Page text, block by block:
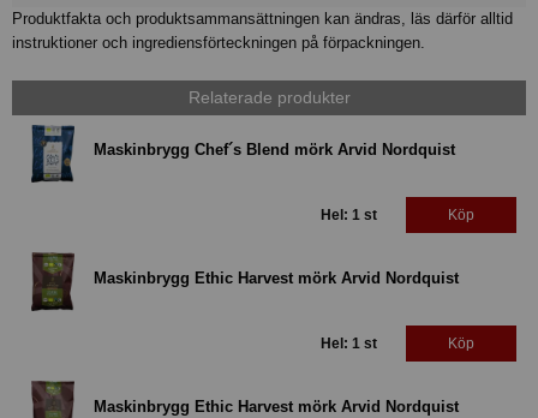
Produktfakta och produktsammansättningen kan ändras, läs därför alltid
instruktioner och ingrediensförteckningen på förpackningen.
Relaterade produkter
Maskinbrygg Chef´s Blend mörk Arvid Nordquist
Hel: 1 st Köp
Maskinbrygg Ethic Harvest mörk Arvid Nordquist
Hel: 1 st Köp
Maskinbrygg Ethic Harvest mörk Arvid Nordquist